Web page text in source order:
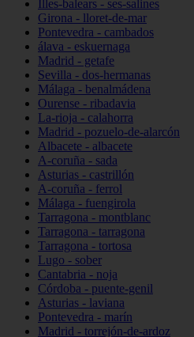
Illes-balears - ses-salines
Girona - lloret-de-mar
Pontevedra - cambados
álava - eskuernaga
Madrid - getafe
Sevilla - dos-hermanas
Málaga - benalmádena
Ourense - ribadavia
La-rioja - calahorra
Madrid - pozuelo-de-alarcón
Albacete - albacete
A-coruña - sada
Asturias - castrillón
A-coruña - ferrol
Málaga - fuengirola
Tarragona - montblanc
Tarragona - tarragona
Tarragona - tortosa
Lugo - sober
Cantabria - noja
Córdoba - puente-genil
Asturias - laviana
Pontevedra - marín
Madrid - torrejón-de-ardoz